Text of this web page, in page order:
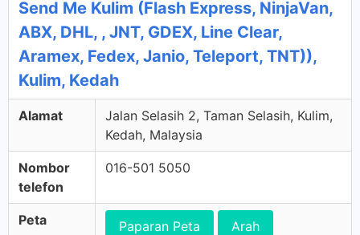
Send Me Kulim (Flash Express, NinjaVan,
ABX, DHL, , JNT, GDEX, Line Clear,
Aramex, Fedex, Janio, Teleport, TNT)),
Kulim, Kedah
Alamat
Jalan Selasih 2, Taman Selasih, Kulim,
Kedah, Malaysia
Nombor
telefon
016-501 5050
Peta Paparan Peta Arah